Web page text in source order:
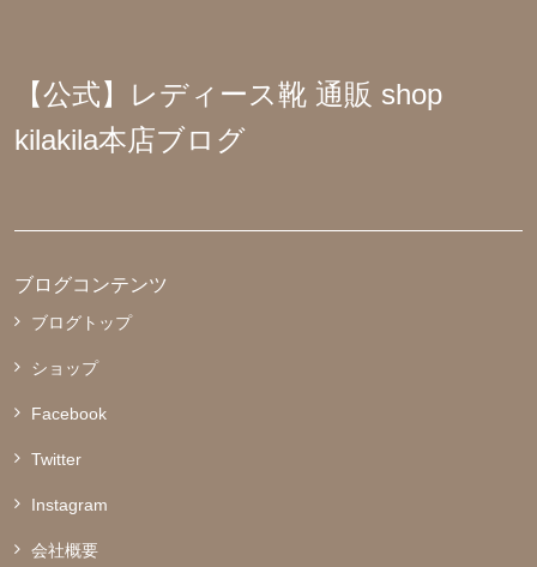
【公式】レディース靴 通販 shop
kilakila本店ブログ
ブログコンテンツ
ブログトップ
ショップ
Facebook
Twitter
Instagram
会社概要